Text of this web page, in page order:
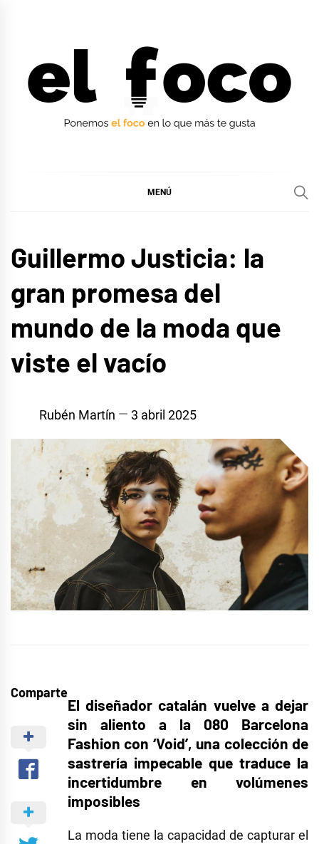
MENÚ
STYLE
Guillermo Justicia: la
gran promesa del
mundo de la moda que
viste el vacío
Rubén Martín 3 abril 2025
Comparte
El diseñador catalán vuelve a dejar
sin aliento a la 080 Barcelona
Fashion con ‘Void’, una colección de
sastrería impecable que traduce la
incertidumbre en volúmenes
imposibles
La moda tiene la capacidad de capturar el